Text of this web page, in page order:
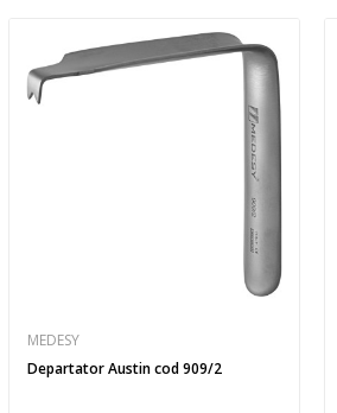
MEDESY
Departator Austin cod 909/2